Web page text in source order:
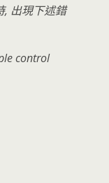
, 出現下述錯
control